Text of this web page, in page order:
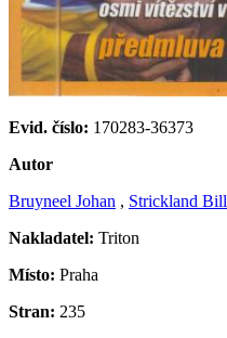
Evid. číslo: 170283-36373
Autor
Bruyneel Johan , Strickland Bill
Nakladatel: Triton
Místo: Praha
Stran: 235